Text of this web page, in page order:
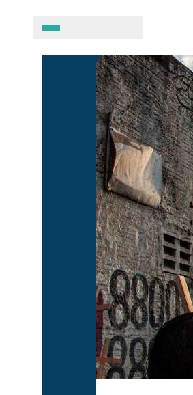
A BRASIL DE DIREITOS
Sobre
Fale conosco
Manual geral de conduta
Organizações